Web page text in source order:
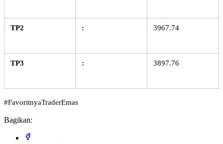
TP2 : 3967.74
TP3 : 3897.76
#FavoritnyaTraderEmas
Bagikan: